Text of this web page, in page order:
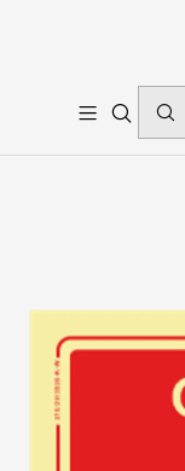
SOLICITE
OUTRAS DIMENSÕES
Início Sinalética